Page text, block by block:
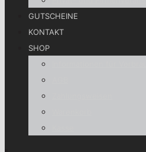
GUTSCHEINE
KONTAKT
SHOP